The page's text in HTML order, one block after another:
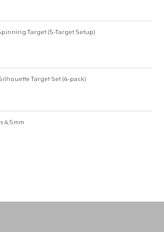
Target (5-Target Setup)
Target Set (4-pack)
4,5mm